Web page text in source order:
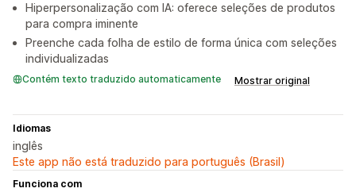
Hiperpersonalização com IA: oferece seleções de produtos
para compra iminente
Preenche cada folha de estilo de forma única com seleções
individualizadas
Contém texto traduzido automaticamente Mostrar original
Idiomas
inglês
Este app não está traduzido para português (Brasil)
Funciona com